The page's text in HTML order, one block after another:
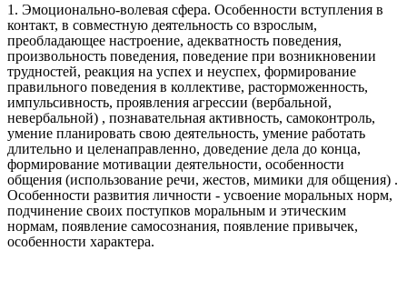
1. Эмоционально-волевая сфера. Особенности вступления в
контакт, в совместную деятельность со взрослым,
преобладающее настроение, адекватность поведения,
произвольность поведения, поведение при возникновении
трудностей, реакция на успех и неуспех, формирование
правильного поведения в коллективе, расторможенность,
импульсивность, проявления агрессии (вербальной,
невербальной) , познавательная активность, самоконтроль,
умение планировать свою деятельность, умение работать
длительно и целенаправленно, доведение дела до конца,
формирование мотивации деятельности, особенности
общения (использование речи, жестов, мимики для общения) .
Особенности развития личности - усвоение моральных норм,
подчинение своих поступков моральным и этическим
нормам, появление самосознания, появление привычек,
особенности характера.